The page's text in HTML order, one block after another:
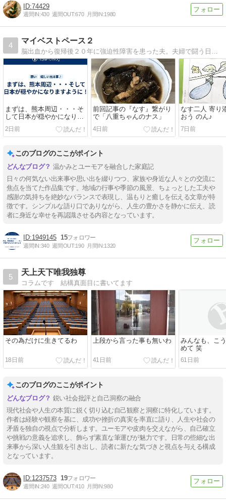
74429
週間IN:430 週間OUT:670 月間IN:1980
4
マイベストペース２
脳出血から復帰後２０年に強迫性障害を患った夫。夫婦で闘う日々（含：介護保険やリハビリ関係）と、2017年還暦で３０年ぶりに復活した自動車運転のこと等を綴ります。
まずは、熊本周辺・・・そ
して日本が穏やかになりま
すように！
2日前
前回記事の『なす』繋がり
で「八重ちゃんのナス」
4日前
なす二人 寄り
おう のん♪
7日前
このブログのここがポイント
温かみとユーモアを融合した家庭記
日々の何気ない出来事や思い出を綴りつつ、家族や身近な人々との交流に
焦点を当てた作品集です。地域の行事や季節の風景、ちょっとした工夫や
感謝の気持ちを絶妙なバランスで表現し、温もりと癒しを伝える文章が特
徴です。シンプルな語り口でありながら、人生の豊かさを静かに伝え、読
者に身近な幸せを再認識させる内容となっています。
1949145 15
週間IN:340 週間OUT:190 月間IN:1320
5
天上天下唯我独尊
コラムです 結構真面目に書いてます
その為だけに生きてるわ
18日前
上段から言った事も無いわ
41日前
みんなも、こ
めて 笑
61日前
このブログのここがポイント
鋭い社会批評と自己洞察の融合
現代社会や人生の本質に鋭く切り込む自己観察と洞察に特化しています。
作者は経験や観察を基に、成功や挫折の真実を率直に語り、人生や社会の
矛盾を独自の視点で分析します。ユーモアや皮肉を交えながら、自己確立
や挑戦の意義を追求し、飾らず素直な筆運びが魅力です。日常の些細な出
来事から深い人生観を引き出し、読者に新たな気づきと視点を与える構成
となっています。
1237573 19
週間IN:240 週間OUT:410 月間IN:980